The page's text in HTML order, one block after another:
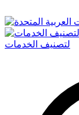
لتصنيف الخدمات